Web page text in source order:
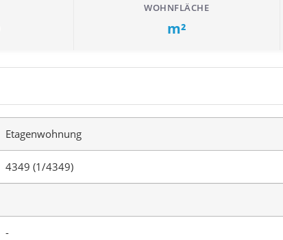
WOHNFLÄCHE
m²
Etagenwohnung
4349 (1/4349)
-